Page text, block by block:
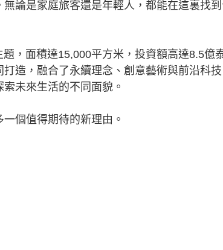
論是家庭旅客還是年輕人，都能在這裏找
，面積達15,000平方米，投資額高達8.5億
造，融合了永續理念、創意藝術與前沿科
未來生活的不同面貌。
個值得期待的新理由。